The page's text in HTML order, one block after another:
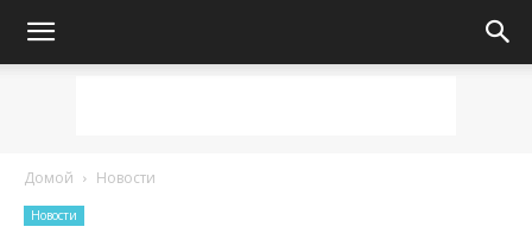
Домой Новости
Новости